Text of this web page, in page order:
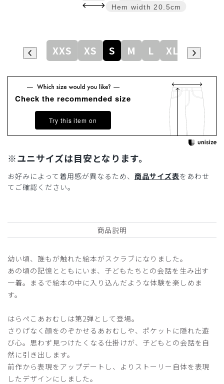
Hem width 20.5cm
XXS XS S M L XL
Check the recommended size
Try this item on
※ユニサイズは目安となります。
お好みによって着用感が異なるため、 商品サイズ表をあわせ
てご確認ください。
商品説明
幼い頃、誰もが触れた絵本がスクラブになりました。
あの頃の記憶とともにいま、子どもたちとの会話を生み出す
一着。まるで絵本の中に入り込んだような体験を楽しめま
す。
はらぺこあおむしは第2弾として登場。
さりげなく顔をのぞかせるあおむしや、ポケットに隠れた遊
び心。思わず見つけたくなる仕掛けが、子どもとの会話を自
然に引き出します。
前作から表現をアップデートし、よりストーリー自体を表現
したデザインにしました。